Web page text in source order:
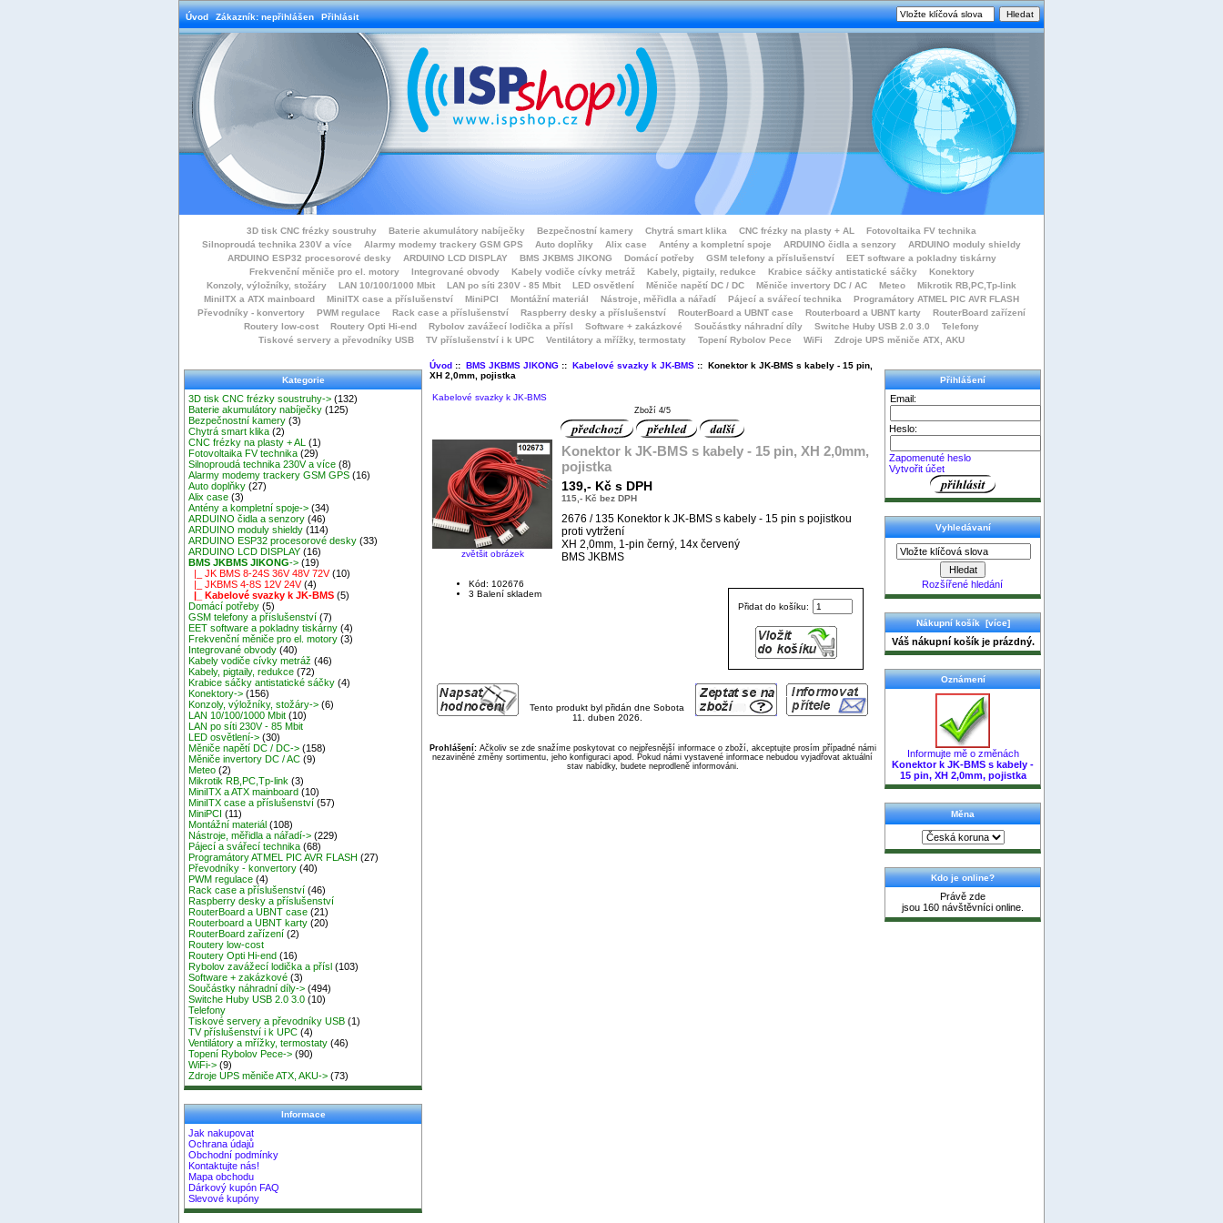
Úvod Zákazník: nepřihlášen Přihlásit
3D tisk CNC frézky soustruhy Baterie akumulátory nabíječky Bezpečnostní kamery Chytrá smart klika CNC frézky na plasty + AL
Fotovoltaika FV technika
Silnoproudá technika 230V a více
Alarmy modemy trackery GSM GPS Auto doplňky Alix case Antény a kompletní spoje ARDUINO čidla a senzory
ARDUINO moduly shieldy
ARDUINO ESP32 procesorové desky
ARDUINO LCD DISPLAY BMS JKBMS JIKONG Domácí potřeby GSM telefony a příslušenství
EET software a pokladny tiskárny
Frekvenční měniče pro el. motory
Integrované obvody Kabely vodiče cívky metráž Kabely, pigtaily, redukce Krabice sáčky antistatické sáčky
Konektory
Konzoly, výložníky, stožáry
LAN 10/100/1000 Mbit LAN po síti 230V - 85 Mbit LED osvětlení Měniče napětí DC / DC Měniče invertory DC / AC Meteo
Mikrotik RB,PC,Tp-link
MiniITX a ATX mainboard
MiniITX case a příslušenství MiniPCI Montážní materiál Nástroje, měřidla a nářadí Pájecí a svářecí technika
Programátory ATMEL PIC AVR FLASH
Převodníky - konvertory
PWM regulace Rack case a příslušenství Raspberry desky a příslušenství RouterBoard a UBNT case Routerboard a UBNT karty
RouterBoard zařízení
Routery low-cost
Routery Opti Hi-end Rybolov zavážecí lodička a přísl Software + zakázkové Součástky náhradní díly Switche Huby USB 2.0 3.0
Telefony
Tiskové servery a převodníky USB
TV příslušenství i k UPC Ventilátory a mřížky, termostaty Topení Rybolov Pece WiFi Zdroje UPS měniče ATX, AKU
Kategorie
3D tisk CNC frézky soustruhy-> (132)
Baterie akumulátory nabíječky (125)
Bezpečnostní kamery (3)
Chytrá smart klika (2)
CNC frézky na plasty + AL
(1)
Fotovoltaika FV technika (29)
Silnoproudá technika 230V a více (8)
Alarmy modemy trackery GSM GPS (16)
Auto doplňky (27)
Alix case (3)
Antény a kompletní spoje-> (34)
ARDUINO čidla a senzory (46)
ARDUINO moduly shieldy (114)
ARDUINO ESP32 procesorové desky (33)
ARDUINO LCD DISPLAY (16)
BMS JKBMS JIKONG-> (19)
|_ JK BMS 8-24S 36V 48V 72V(10)
|_ JKBMS 4-8S 12V 24V(4)
|_ Kabelové svazky k JK-BMS (5)
Domácí potřeby (5)
GSM telefony a příslušenství (7)
EET software a pokladny tiskárny (4)
Frekvenční měniče pro el. motory (3)
Integrované obvody (40)
Kabely vodiče cívky metráž (46)
Kabely, pigtaily, redukce (72)
Krabice sáčky antistatické sáčky (4)
Konektory-> (156)
Konzoly, výložníky, stožáry-> (6)
LAN 10/100/1000 Mbit (10)
LAN po síti 230V - 85 Mbit
LED osvětlení-> (30)
Měniče napětí DC / DC-> (158)
Měniče invertory DC / AC (9)
Meteo (2)
Mikrotik RB,PC,Tp-link (3)
MiniITX a ATX mainboard (10)
MiniITX case a příslušenství (57)
MiniPCI (11)
Montážní materiál (108)
Nástroje, měřidla a nářadí-> (229)
Pájecí a svářecí technika (68)
Programátory ATMEL PIC AVR FLASH (27)
Převodníky - konvertory (40)
PWM regulace (4)
Rack case a příslušenství (46)
Raspberry desky a příslušenství
RouterBoard a UBNT case (21)
Routerboard a UBNT karty (20)
RouterBoard zařízení (2)
Routery low-cost
Routery Opti Hi-end (16)
Rybolov zavážecí lodička a přísl (103)
Software + zakázkové (3)
Součástky náhradní díly-> (494)
Switche Huby USB 2.0 3.0 (10)
Telefony
Tiskové servery a převodníky USB (1)
TV příslušenství i k UPC (4)
Ventilátory a mřížky, termostaty (46)
Topení Rybolov Pece-> (90)
WiFi-> (9)
Zdroje UPS měniče ATX, AKU-> (73)
Informace
Jak nakupovat
Ochrana údajů
Obchodní podmínky
Kontaktujte nás!
Mapa obchodu
Dárkový kupón FAQ
Slevové kupóny
Úvod:: BMS JKBMS JIKONG:: Kabelové svazky k JK-BMS:: Konektor k JK-BMS s kabely - 15 pin,
XH 2,0mm, pojistka
Kabelové svazky k JK-BMS
Zboží 4/5
zvětšit obrázek
Konektor k JK-BMS s kabely - 15 pin, XH 2,0mm,
pojistka
139,- Kč s DPH
115,- Kč bez DPH
2676 / 135 Konektor k JK-BMS s kabely - 15 pin s pojistkou
proti vytržení
XH 2,0mm, 1-pin černý, 14x červený
BMS JKBMS
Přidat do košíku:
Kód: 102676
3 Balení skladem
Tento produkt byl přidán dne Sobota
11. duben 2026.
Prohlášení:Ačkoliv se zde snažíme poskytovat co nejpřesnější informace o zboží, akceptujte prosím případné námi
nezaviněné změny sortimentu, jeho konfiguraci apod. Pokud námi vystavené informace nebudou vyjadřovat aktuální
stav nabídky, budete neprodleně informováni.
Přihlášení
Email:
Heslo:
Zapomenuté heslo
Vytvořit účet
Vyhledávaní
Rozšířené hledání
Nákupní košík [více]
Váš nákupní košík je prázdný.
Oznámení
Informujte mě o změnách
Konektor k JK-BMS s kabely -
15 pin, XH 2,0mm, pojistka
Měna
Kdo je online?
Právě zde
jsou 160 návštěvníci online.